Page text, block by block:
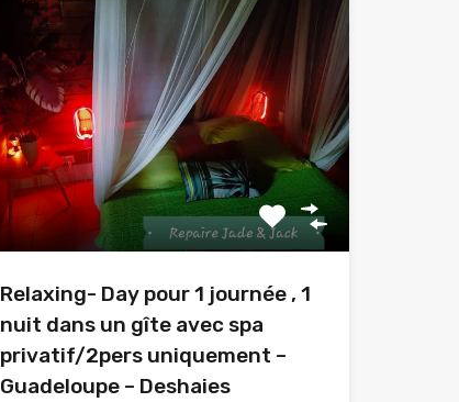
Relaxing- Day pour 1 journée , 1
nuit dans un gîte avec spa
privatif/2pers uniquement –
Guadeloupe – Deshaies